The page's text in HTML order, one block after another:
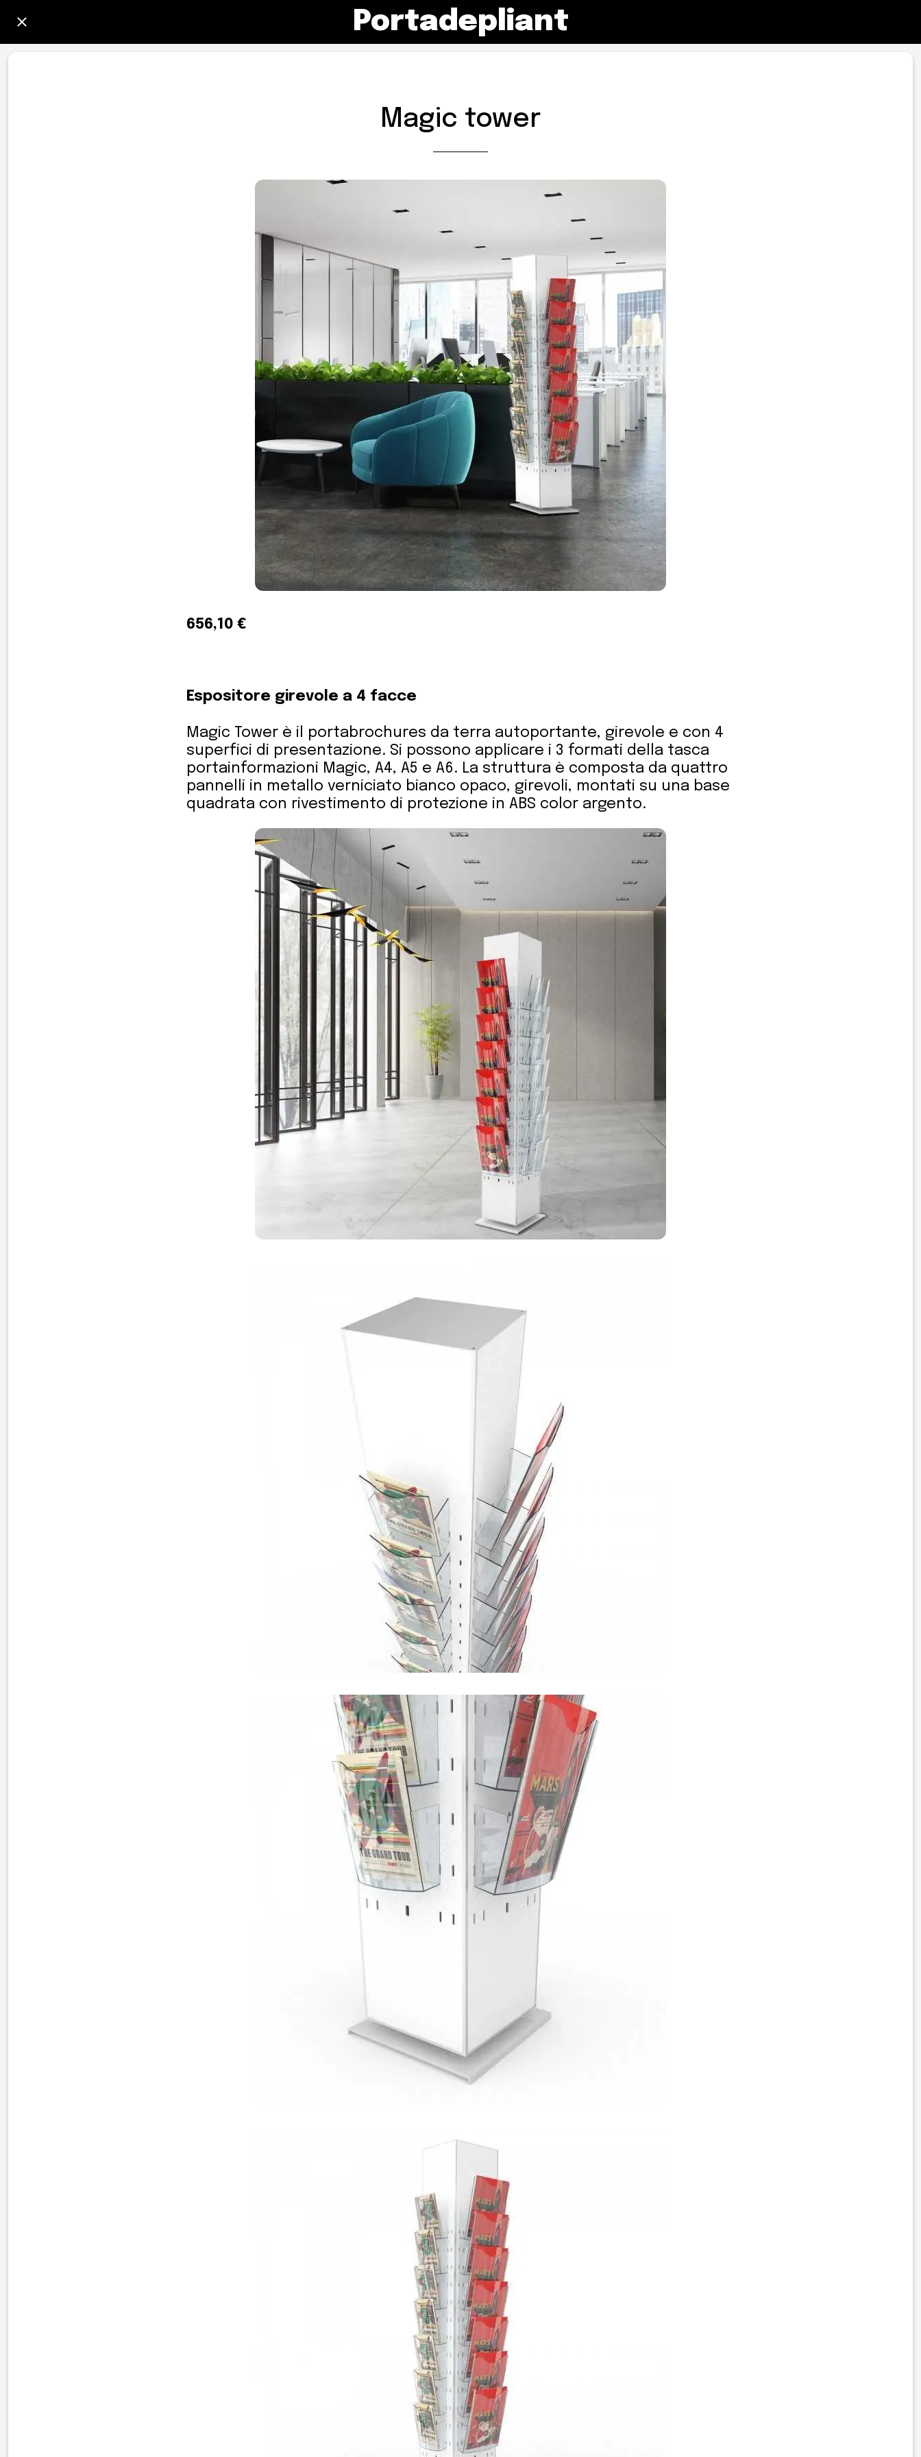
Portadepliant
Magic tower
656,10 €
Espositore girevole a 4 facce
Magic Tower è il portabrochures da terra autoportante, girevole e con 4
superfici di presentazione. Si possono applicare i 3 formati della tasca
portainformazioni Magic, A4, A5 e A6. La struttura è composta da quattro
pannelli in metallo verniciato bianco opaco, girevoli, montati su una base
quadrata con rivestimento di protezione in ABS color argento.